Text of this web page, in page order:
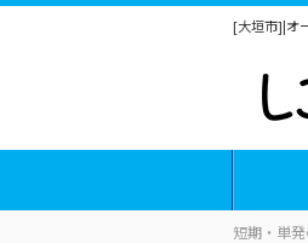
[大垣市]|オ
短期・単